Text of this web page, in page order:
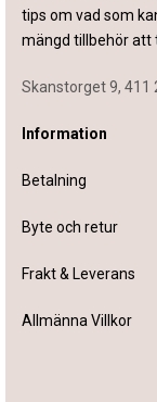
tips om vad som
mängd tillbehör att
Skanstorget 9, 411
Information
Betalning
Byte och retur
Frakt & Leverans
Allmänna Villkor